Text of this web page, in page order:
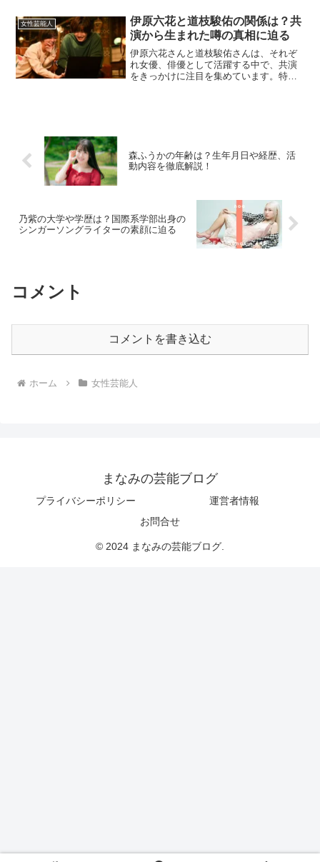
の身長やカップ数、スリーサイズといっ
た情報に加え、スタイル維...
女性芸能人
伊原六花と道枝駿佑の関係は？共
演から生まれた噂の真相に迫る
伊原六花さんと道枝駿佑さんは、それぞ
れ女優、俳優として活躍する中で、共演
をきっかけに注目を集めています。特に
森ふうかの年齢は？生年月日や経歴、活
動内容を徹底解説！
乃紫の大学や学歴は？国際系学部出身の
シンガーソングライターの素顔に迫る
コメント
コメントを書き込む
ホーム 女性芸能人
まなみの芸能ブログ
プライバシーポリシー
運営者情報
お問合せ
© 2024 まなみの芸能ブログ.